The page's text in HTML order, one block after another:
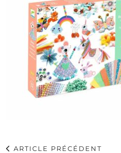
ARTICLE PRÉCÉDENT